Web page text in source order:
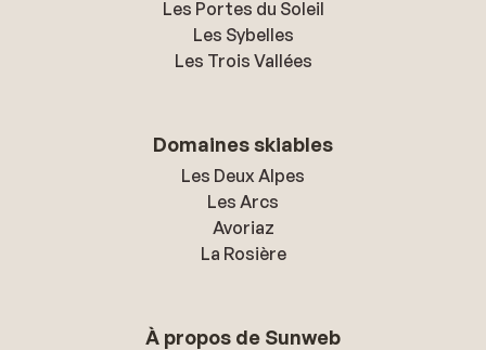
Les Portes du Soleil
Les Sybelles
Les Trois Vallées
Domaines skiables
Les Deux Alpes
Les Arcs
Avoriaz
La Rosière
À propos de Sunweb